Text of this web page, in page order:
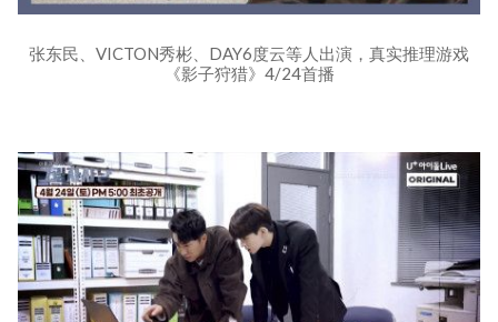
张东民、VICTON秀彬、DAY6度云等人出演，真实推理游戏
《影子狩猎》4/24首播